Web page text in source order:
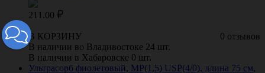
211.00
0 отзывов
В КОРЗИНУ
В наличии во Владивостоке 24 шт.
В наличии в Хабаровске 0 шт.
Ультрасорб фиолетовый, МР(1,5) USP(4/0), длина 75 см,